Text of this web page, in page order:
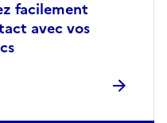
facilement
avec vos